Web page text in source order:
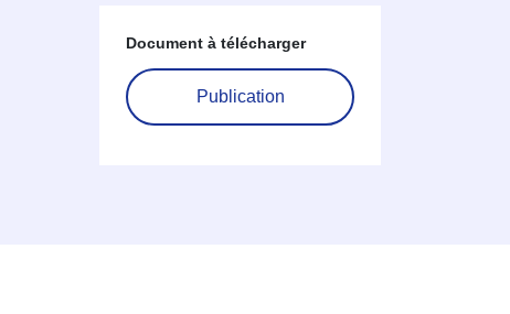
Document à télécharger
Publication